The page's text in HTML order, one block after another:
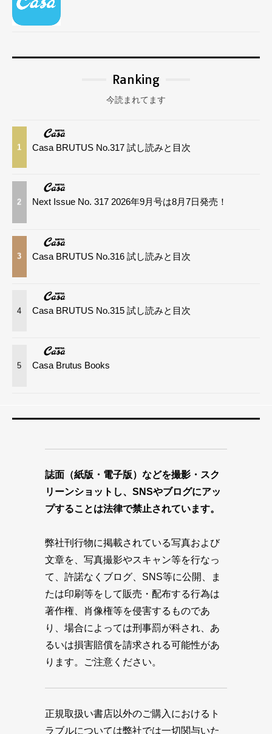
Ranking
今読まれてます
1 Casa BRUTUS No.317 試し読みと目次
2 Next Issue No. 317 2026年9月号は8月7日発売！
3 Casa BRUTUS No.316 試し読みと目次
4 Casa BRUTUS No.315 試し読みと目次
5 Casa Brutus Books
誌面（紙版・電子版）などを撮影・スク
リーンショットし、SNSやブログにアッ
プすることは法律で禁止されています。
弊社刊行物に掲載されている写真および
文章を、写真撮影やスキャン等を行なっ
て、許諾なくブログ、SNS等に公開、ま
たは印刷等をして販売・配布する行為は
著作権、肖像権等を侵害するものであ
り、場合によっては刑事罰が科され、あ
るいは損害賠償を請求される可能性があ
ります。ご注意ください。
正規取扱い書店以外のご購入におけるト
ラブルについては弊社では一切関与いた